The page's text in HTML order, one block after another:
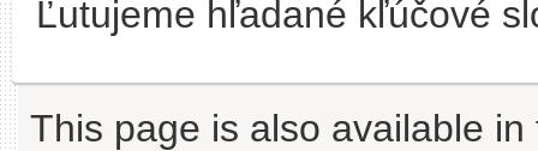
Ľutujeme hľadané kľúčové
This page is also available